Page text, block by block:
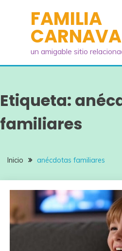
contenidoFAMILIA
un amigable sitio
Etiqueta:
familiares
Inicio anécdotas familiares